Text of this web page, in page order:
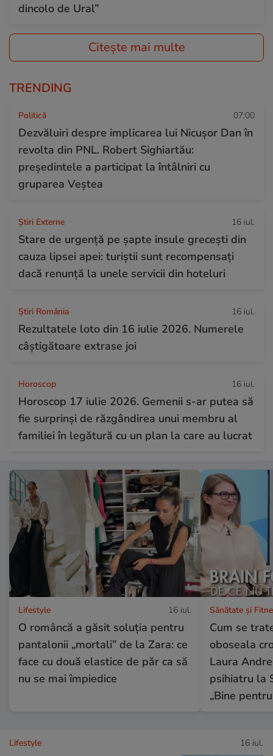
dincolo de Ural”
Citește mai multe
TRENDING
Politică 07:00
Dezvăluiri despre implicarea lui Nicușor Dan în
revolta din PNL. Robert Sighiartău:
președintele a participat la întâlniri cu
gruparea Veștea
Știri Externe 16 iul.
Stare de urgență pe șapte insule grecești din
cauza lipsei apei: turiștii sunt recompensați
dacă renunță la unele servicii din hoteluri
Știri România 16 iul.
Rezultatele loto din 16 iulie 2026. Numerele
câștigătoare extrase joi
Horoscop 16 iul.
Horoscop 17 iulie 2026. Gemenii s-ar putea să
fie surprinși de răzgândirea unui membru al
familiei în legătură cu un plan la care au lucrat
Lifestyle 16 iul.
O româncă a găsit soluția pentru
pantalonii „mortali” de la Zara: ce
face cu două elastice de păr ca să
nu se mai împiedice
Sănătate și
Cum se
oboseala
Laura
psihiatru la
„Bine
Lifestyle 16 iul.